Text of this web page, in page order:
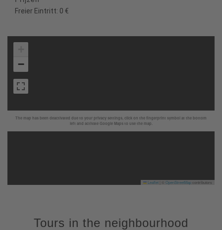
Freier Eintritt: 0 €
The map has been deactivated due to your privacy settings, click on the fingerprint symbol at the bottom
left and activate Google Maps to use the map.
−
Leaflet OpenStreetMapcontributors
Tours in the neighbourhood